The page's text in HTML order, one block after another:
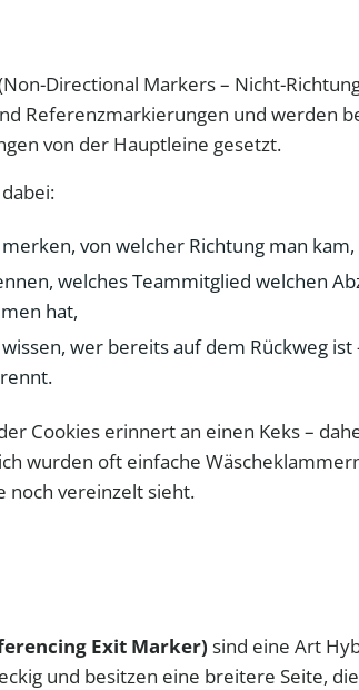
Directional Markers – Nicht-
Referenzmarkierungen und werden
von der Hauptleine gesetzt.
von welcher Richtung man kam,
welches Teammitglied welchen
hat,
wer bereits auf dem Rückweg ist
Cookies erinnert an einen Keks –
wurden oft einfache
noch vereinzelt sieht.
Exit Marker) sind eine Art
und besitzen eine breitere Seite,